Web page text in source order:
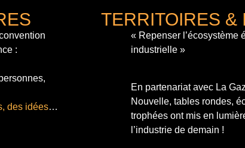
:
des idées…
TERRITOIRES &
« Repenser l’écosystème
industrielle »
En partenariat avec La
Nouvelle, tables rondes,
trophées ont mis en
l’industrie de demain !